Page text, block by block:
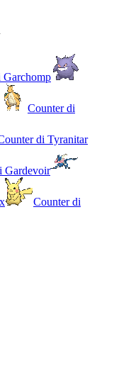
Garchomp
Counter di
di Tyranitar
Gardevoir
Counter di